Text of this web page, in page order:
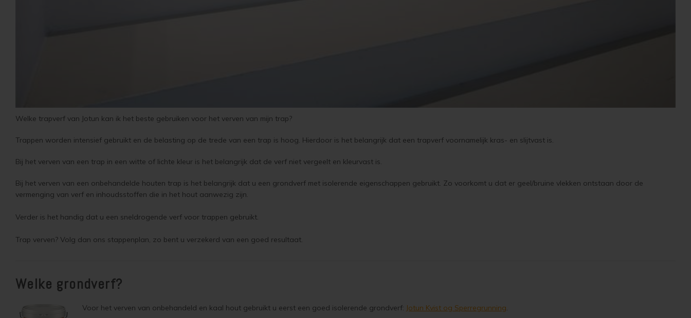
Welke trapverf van Jotun kan ik het beste gebruiken voor het verven van mijn trap?
Trappen worden intensief gebruikt en de belasting op de trede van een trap is hoog. Hierdoor is het belangrijk dat een trapverf voornamelijk kras- en slijtvast is.
Bij het verven van een trap in een witte of lichte kleur is het belangrijk dat de verf niet vergeelt en kleurvast is.
Bij het verven van een onbehandelde houten trap is het belangrijk dat u een grondverf met isolerende eigenschappen gebruikt. Zo voorkomt u dat er geel/bruine vlekken ontstaan door de
vermenging van verf en inhoudsstoffen die in het hout aanwezig zijn.
Verder is het handig dat u een sneldrogende verf voor trappen gebruikt.
Trap verven? Volg dan ons stappenplan, zo bent u verzekerd van een goed resultaat.
Welke grondverf?
Voor het verven van onbehandeld en kaal hout gebruikt u eerst een goed isolerende grondverf: Jotun Kvist og Sperregrunning.